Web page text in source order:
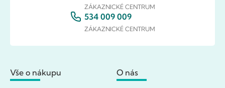
ZÁKAZNICKÉ CENTRUM
534 009 009
ZÁKAZNICKÉ CENTRUM
Vše o nákupu O nás